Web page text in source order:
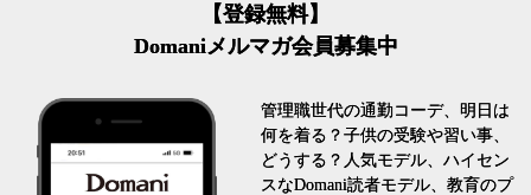
【登録無料】
Domaniメルマガ会員募集中
管理職世代の通勤コーデ、明日は
何を着る？子供の受験や習い事、
どうする？人気モデル、ハイセン
スなDomani読者モデル、教育のプ